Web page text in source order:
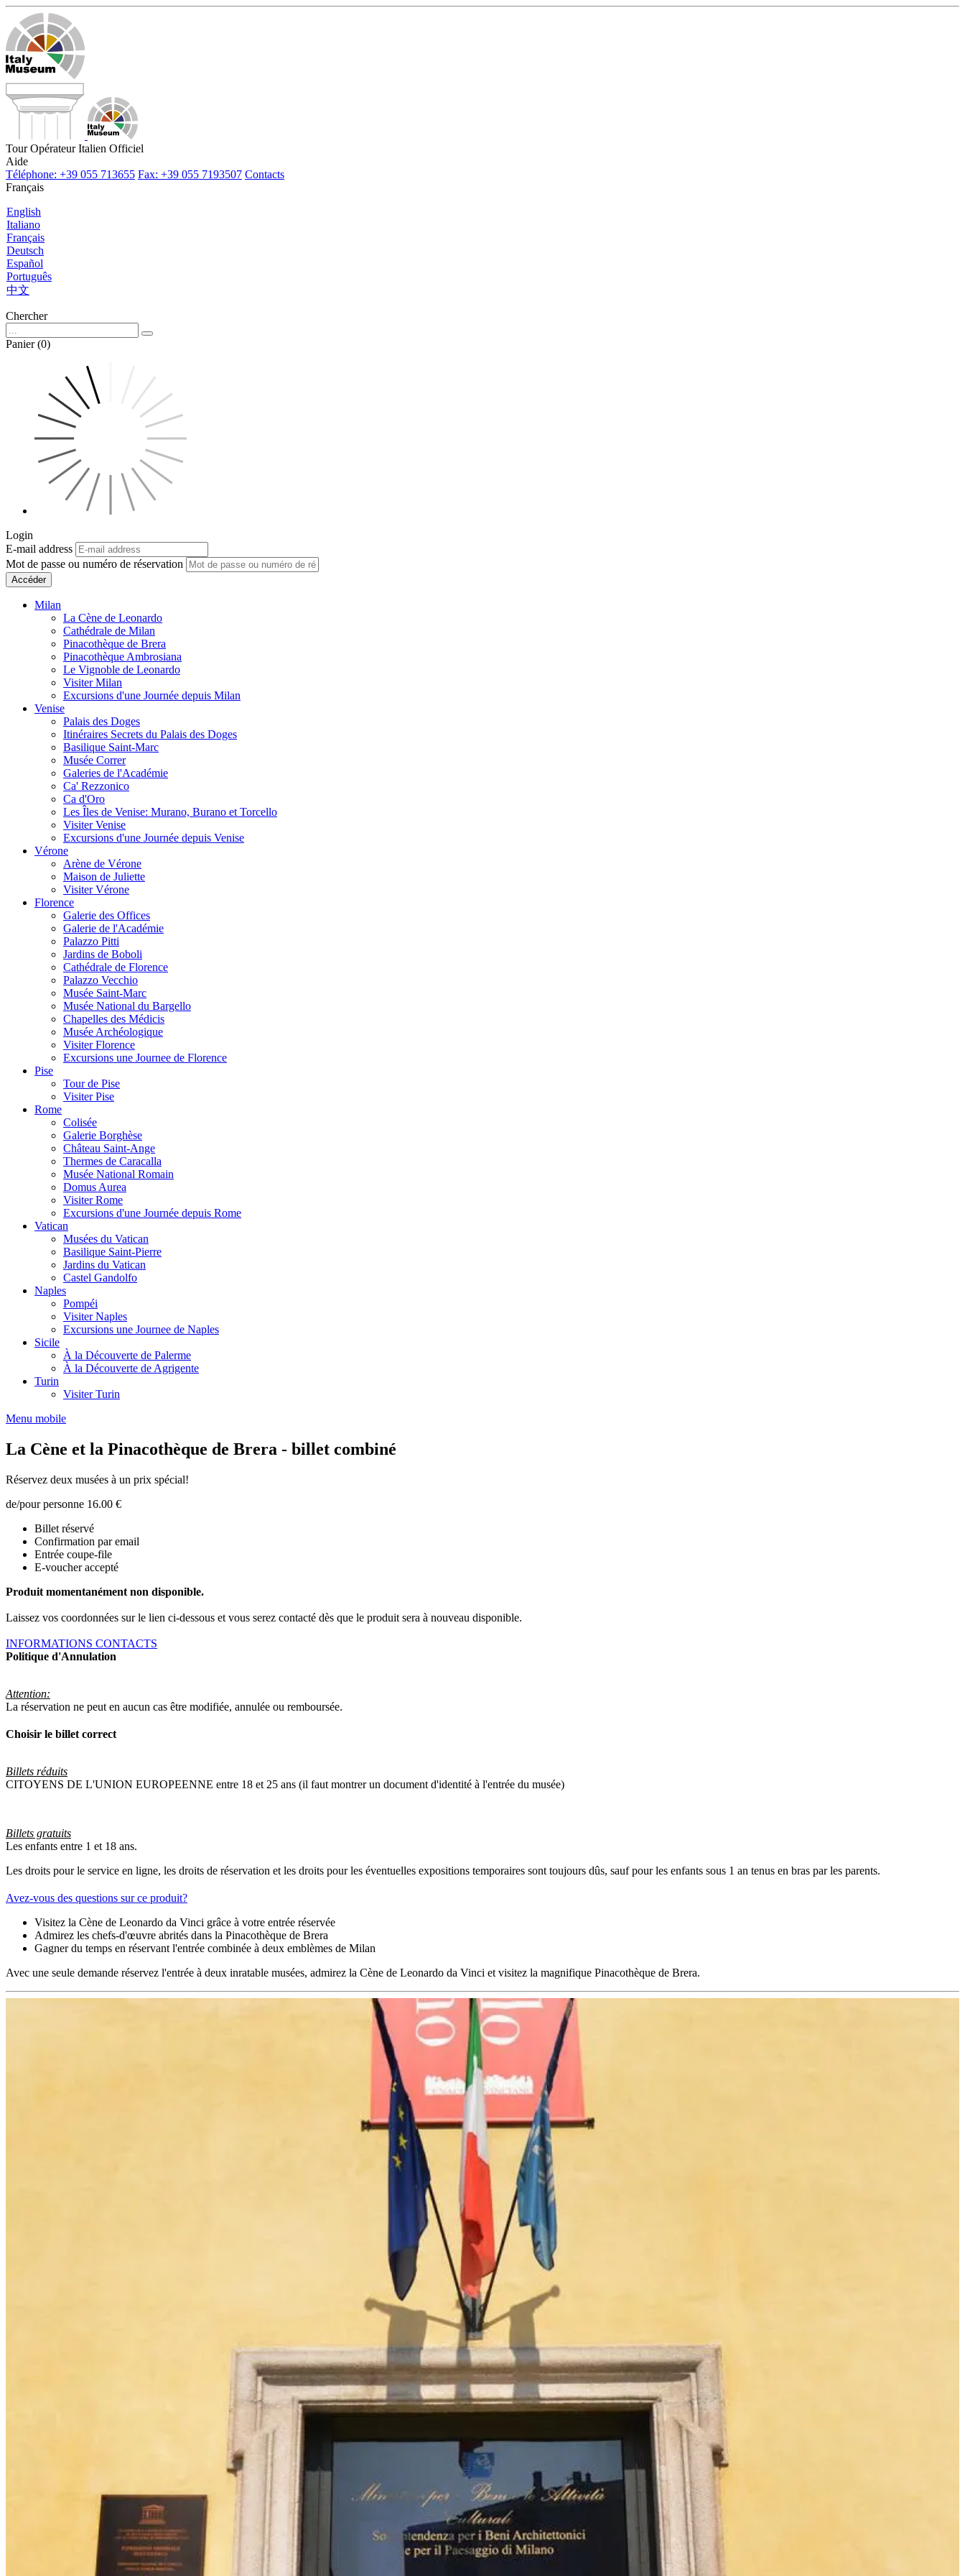
Tour Opérateur Italien Officiel
Aide
Téléphone: +39 055 713655 Fax: +39 055 7193507 Contacts
Français
English
Italiano
Français
Deutsch
Español
Português
中文
Chercher
Panier (0)
Login
E-mail address
Mot de passe ou numéro de réservation
Accéder
Milan
La Cène de Leonardo
Cathédrale de Milan
Pinacothèque de Brera
Pinacothèque Ambrosiana
Le Vignoble de Leonardo
Visiter Milan
Excursions d'une Journée depuis Milan
Venise
Palais des Doges
Itinéraires Secrets du Palais des Doges
Basilique Saint-Marc
Musée Correr
Galeries de l'Académie
Ca' Rezzonico
Ca d'Oro
Les Îles de Venise: Murano, Burano et Torcello
Visiter Venise
Excursions d'une Journée depuis Venise
Vérone
Arène de Vérone
Maison de Juliette
Visiter Vérone
Florence
Galerie des Offices
Galerie de l'Académie
Palazzo Pitti
Jardins de Boboli
Cathédrale de Florence
Palazzo Vecchio
Musée Saint-Marc
Musée National du Bargello
Chapelles des Médicis
Musée Archéologique
Visiter Florence
Excursions une Journee de Florence
Pise
Tour de Pise
Visiter Pise
Rome
Colisée
Galerie Borghèse
Château Saint-Ange
Thermes de Caracalla
Musée National Romain
Domus Aurea
Visiter Rome
Excursions d'une Journée depuis Rome
Vatican
Musées du Vatican
Basilique Saint-Pierre
Jardins du Vatican
Castel Gandolfo
Naples
Pompéi
Visiter Naples
Excursions une Journee de Naples
Sicile
À la Découverte de Palerme
À la Découverte de Agrigente
Turin
Visiter Turin
Menu mobile
La Cène et la Pinacothèque de Brera - billet combiné
Réservez deux musées à un prix spécial!
de/pour personne 16.00 €
Billet réservé
Confirmation par email
Entrée coupe-file
E-voucher accepté
Produit momentanément non disponible.
Laissez vos coordonnées sur le lien ci-dessous et vous serez contacté dès que le produit sera à nouveau disponible.
INFORMATIONS CONTACTS
Politique d'Annulation
Attention:
La réservation ne peut en aucun cas être modifiée, annulée ou remboursée.
Choisir le billet correct
Billets réduits
CITOYENS DE L'UNION EUROPEENNE entre 18 et 25 ans (il faut montrer un document d'identité à l'entrée du musée)
Billets gratuits
Les enfants entre 1 et 18 ans.
Les droits pour le service en ligne, les droits de réservation et les droits pour les éventuelles expositions temporaires sont toujours dûs, sauf pour les enfants sous 1 an tenus en bras par les parents.
Avez-vous des questions sur ce produit?
Visitez la Cène de Leonardo da Vinci grâce à votre entrée réservée
Admirez les chefs-d'œuvre abrités dans la Pinacothèque de Brera
Gagner du temps en réservant l'entrée combinée à deux emblèmes de Milan
Avec une seule demande réservez l'entrée à deux inratable musées, admirez la Cène de Leonardo da Vinci et visitez la magnifique Pinacothèque de Brera.